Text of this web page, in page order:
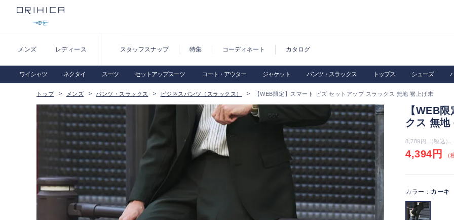
メンズ レディース スタッフスナップ 特集 コーディネート カタログ
ワイシャツ ネクタイ スーツ セットアップスーツ コート・アウター ジャケット パンツ・スラックス トップス シューズ
トップ メンズ パンツ・スラックス ビジネスパンツ（スラックス） 【WEB限定】スマート ビズ セットアップ スラックス 無地 裾上げ未
【WEB
クス 無地
8,789円 （税込）
4,394円 （
カラー： カーキ